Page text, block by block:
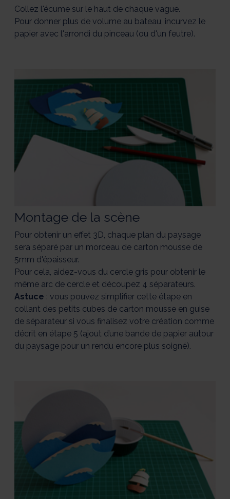
Collez l'écume sur le haut de chaque vague.
Pour donner plus de volume au bateau, incurvez le
papier avec l'arrondi du pinceau (ou d'un feutre).
Montage de la scène
Pour obtenir un effet 3D, chaque plan du paysage
sera séparé par un morceau de carton mousse de
5mm d'épaisseur.
Pour cela, aidez-vous du cercle gris pour obtenir le
même arc de cercle et découpez 4 séparateurs.
Astuce : vous pouvez simplifier cette étape en
collant des petits cubes de carton mousse en guise
de séparateur si vous finalisez votre création comme
décrit en étape 5 (ajout d’une bande de papier autour
du paysage pour un rendu encore plus soigné).